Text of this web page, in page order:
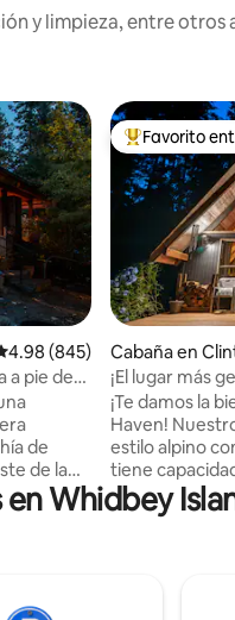
y limpieza, entre otros
huéspedes
promedio: 4.98
4.98 (845)
a pie de
de
de la
Olympic
De los
Favorito
Cabaña en
¡El lugar más
¡Te damos la
Haven!
estilo alpino
tiene
cómodamente.
relajarse!
Whidbey